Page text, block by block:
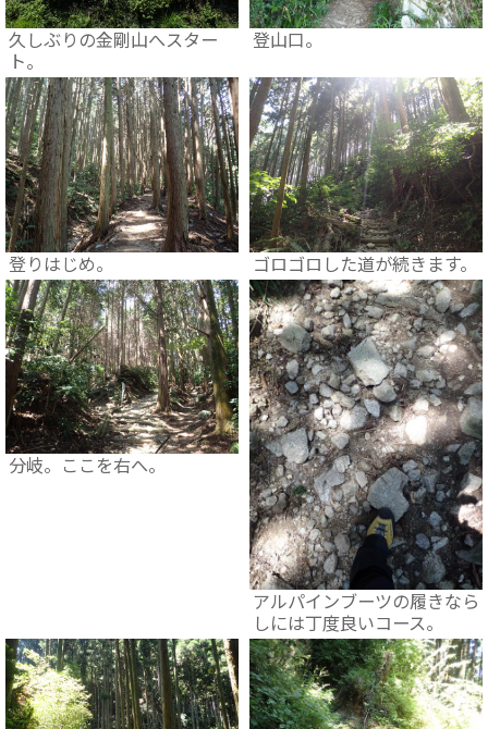
久しぶりの金剛山へスター
ト。
登山口。
登りはじめ。 ゴロゴロした道が続きます。
分岐。ここを右へ。
アルパインブーツの履きなら
しには丁度良いコース。